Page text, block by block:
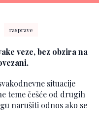
rasprave
veze, bez obzira na
situacije
teme češće od drugih
narušiti odnos ako se